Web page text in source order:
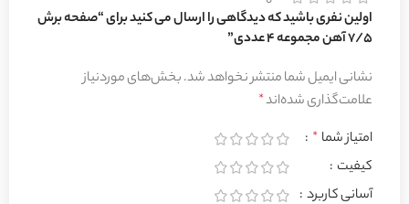
اولین نفری باشید که دیدگاهی را ارسال می کنید برای “صفحه برش
7/5 آهن مجموعه 4 عددی”
نشانی ایمیل شما منتشر نخواهد شد.بخش‌های موردنیاز
علامت‌گذاری شده‌اند*
امتیاز شما *
کیفیت
آسانی کاربرد